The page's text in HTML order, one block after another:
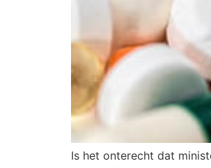
Is het onterecht dat